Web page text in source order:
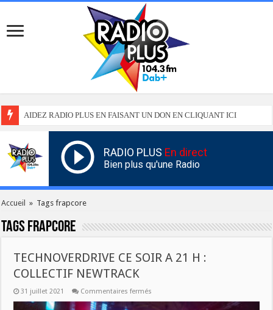
AIDEZ RADIO PLUS EN FAISANT UN DON EN CLIQUANT ICI
RADIO PLUS En direct
Bien plus qu'une Radio
Accueil » Tags frapcore
Tags frapcore
TECHNOVERDRIVE CE SOIR A 21 H :
COLLECTIF NEWTRACK
31 juillet 2021 Commentaires fermés